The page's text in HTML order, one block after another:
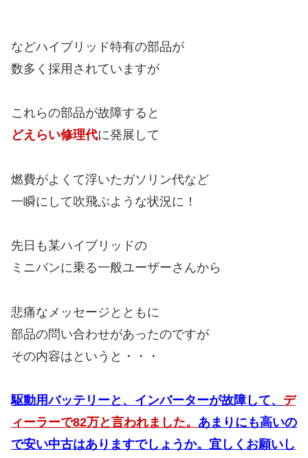
などハイブリッド特有の部品が
数多く採用されていますが
これらの部品が故障すると
どえらい修理代に発展して
燃費がよくて浮いたガソリン代など
一瞬にして吹飛ぶような状況に！
先日も某ハイブリッドの
ミニバンに乗る一般ユーザーさんから
悲痛なメッセージとともに
部品の問い合わせがあったのですが
その内容はというと・・・
駆動用バッテリーと、インバーターが故障して、 デ
ィーラーで82万と言われました。 あまりにも高いの
で安い中古はありますでしょうか。宜しくお願いし